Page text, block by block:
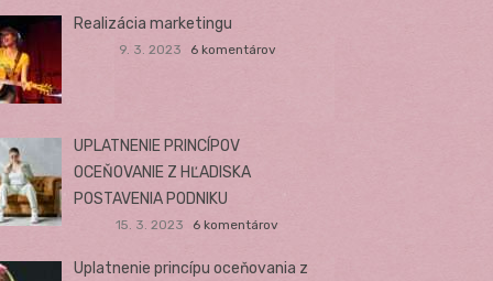
Realizácia marketingu
9. 3. 2023 6 komentárov
UPLATNENIE PRINCÍPOV
OCEŇOVANIE Z HĽADISKA
POSTAVENIA PODNIKU
15. 3. 2023 6 komentárov
Uplatnenie princípu oceňovania z